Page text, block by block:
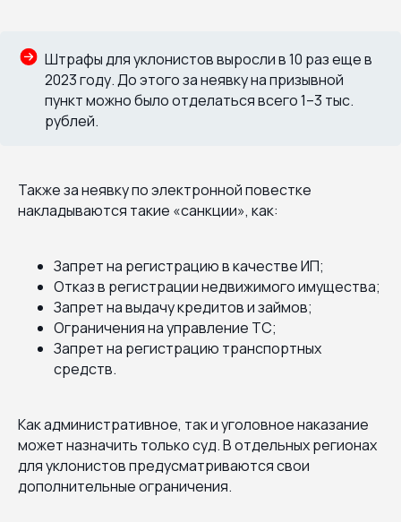
Штрафы для уклонистов выросли в 10 раз еще в
2023 году. До этого за неявку на призывной
пункт можно было отделаться всего 1–3 тыс.
рублей.
Также за неявку по электронной повестке
накладываются такие «санкции», как:
Запрет на регистрацию в качестве ИП;
Отказ в регистрации недвижимого имущества;
Запрет на выдачу кредитов и займов;
Ограничения на управление ТС;
Запрет на регистрацию транспортных
средств.
Как административное, так и уголовное наказание
может назначить только суд. В отдельных регионах
для уклонистов предусматриваются свои
дополнительные ограничения.